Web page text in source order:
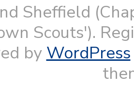
Sheffield
Scouts').
by WordPress